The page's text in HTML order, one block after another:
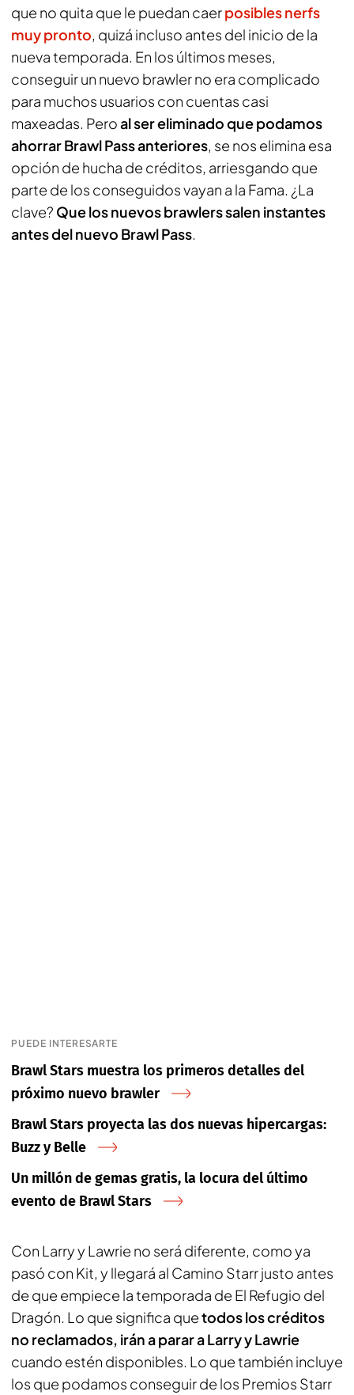
que no quita que le puedan caerposibles nerfs
muy pronto, quizá incluso antes del inicio de la
nueva temporada. En los últimos meses,
conseguir un nuevo brawler no era complicado
para muchos usuarios con cuentas casi
maxeadas. Peroal ser eliminado que podamos
ahorrar Brawl Pass anteriores, se nos elimina esa
opción de hucha de créditos, arriesgando que
parte de los conseguidos vayan a la Fama. ¿La
clave? Que los nuevos brawlers salen instantes
antes del nuevo Brawl Pass.
PUEDE INTERESARTE
Brawl Stars muestra los primeros detalles del
próximo nuevo brawler
Brawl Stars proyecta las dos nuevas hipercargas:
Buzz y Belle
Un millón de gemas gratis, la locura del último
evento de Brawl Stars
Con Larry y Lawrie no será diferente, como ya
pasó con Kit, y llegará al Camino Starr justo antes
de que empiece la temporada de El Refugio del
Dragón. Lo que significa quetodos los créditos
no reclamados, irán a parar a Larry y Lawrie
cuando estén disponibles. Lo que también incluye
los que podamos conseguir de los Premios Starr